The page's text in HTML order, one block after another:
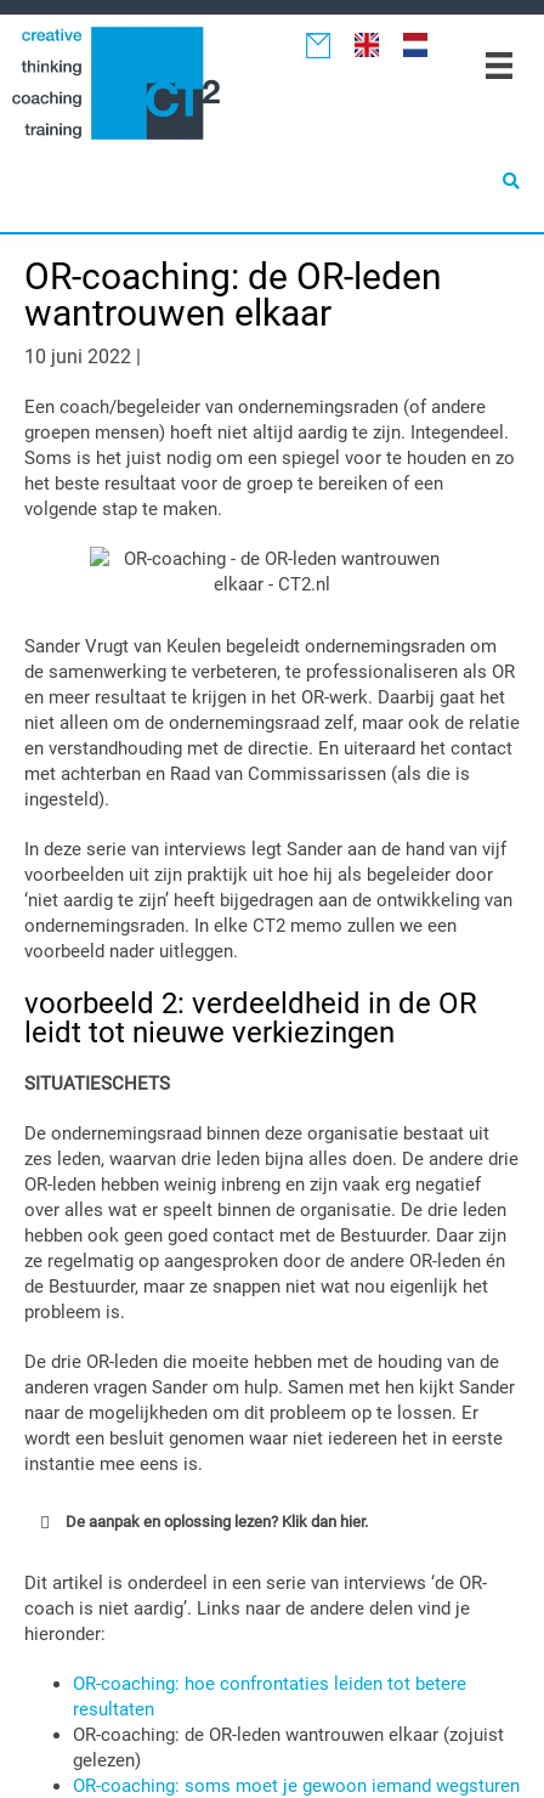
Spring
naar
hoofdnavigatie
Door
naar
Spring
naar
eerste
OR-coaching: de OR-leden
wantrouwen elkaar
10 juni 2022
Een coach/begeleider van ondernemingsraden (of andere
groepen mensen) hoeft niet altijd aardig te zijn. Integendeel.
Soms is het juist nodig om een spiegel voor te houden en zo
het beste resultaat voor de groep te bereiken of een
volgende stap te maken.
Sander Vrugt van Keulen begeleidt ondernemingsraden om
de samenwerking te verbeteren, te professionaliseren als OR
en meer resultaat te krijgen in het OR-werk. Daarbij gaat het
niet alleen om de ondernemingsraad zelf, maar ook de relatie
en verstandhouding met de directie. En uiteraard het contact
met achterban en Raad van Commissarissen (als die is
ingesteld).
In deze serie van interviews legt Sander aan de hand van vijf
voorbeelden uit zijn praktijk uit hoe hij als begeleider door
‘niet aardig te zijn’ heeft bijgedragen aan de ontwikkeling van
ondernemingsraden. In elke CT2 memo zullen we een
voorbeeld nader uitleggen.
voorbeeld 2: verdeeldheid in de OR
leidt tot nieuwe verkiezingen
SITUATIESCHETS
De ondernemingsraad binnen deze organisatie bestaat uit
zes leden, waarvan drie leden bijna alles doen. De andere drie
OR-leden hebben weinig inbreng en zijn vaak erg negatief
over alles wat er speelt binnen de organisatie. De drie leden
hebben ook geen goed contact met de Bestuurder. Daar zijn
ze regelmatig op aangesproken door de andere OR-leden én
de Bestuurder, maar ze snappen niet wat nou eigenlijk het
probleem is.
De drie OR-leden die moeite hebben met de houding van de
anderen vragen Sander om hulp. Samen met hen kijkt Sander
naar de mogelijkheden om dit probleem op te lossen. Er
wordt een besluit genomen waar niet iedereen het in eerste
instantie mee eens is.
De aanpak en oplossing lezen? Klik dan hier.
Dit artikel is onderdeel in een serie van interviews ‘de OR-
coach is niet aardig’. Links naar de andere delen vind je
hieronder:
OR-coaching: hoe confrontaties leiden tot betere
resultaten
OR-coaching: de OR-leden wantrouwen elkaar (zojuist
gelezen)
OR-coaching: soms moet je gewoon iemand wegsturen